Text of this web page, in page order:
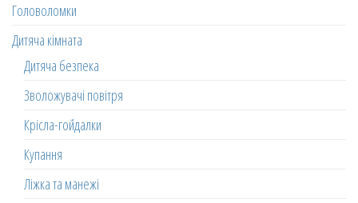
Головоломки
Дитяча кімната
Дитяча безпека
Зволожувачі повітря
Крісла-гойдалки
Купання
Ліжка та манежі